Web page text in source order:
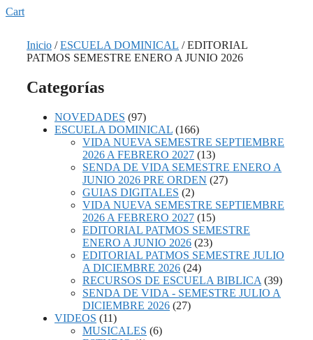
Cart
Inicio /ESCUELA DOMINICAL / EDITORIAL
PATMOS SEMESTRE ENERO A JUNIO 2026
Categorías
NOVEDADES (97)
ESCUELA DOMINICAL (166)
VIDA NUEVA SEMESTRE SEPTIEMBRE
2026 A FEBRERO 2027 (13)
SENDA DE VIDA SEMESTRE ENERO A
JUNIO 2026 PRE ORDEN (27)
GUIAS DIGITALES (2)
VIDA NUEVA SEMESTRE SEPTIEMBRE
2026 A FEBRERO 2027 (15)
EDITORIAL PATMOS SEMESTRE
ENERO A JUNIO 2026 (23)
EDITORIAL PATMOS SEMESTRE JULIO
A DICIEMBRE 2026 (24)
RECURSOS DE ESCUELA BIBLICA (39)
SENDA DE VIDA - SEMESTRE JULIO A
DICIEMBRE 2026 (27)
VIDEOS (11)
MUSICALES (6)